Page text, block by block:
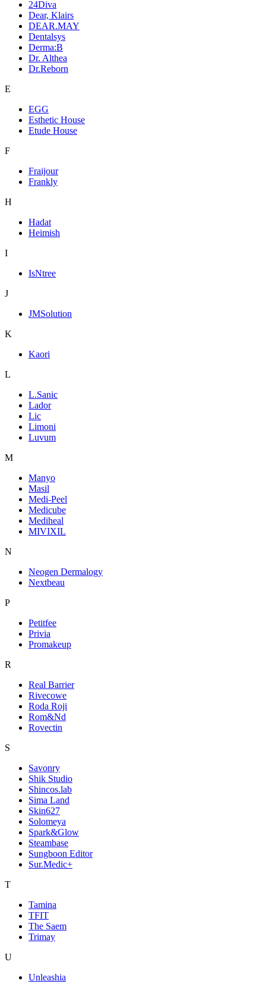
24Diva
Dear, Klairs
DEAR.MAY
Dentalsys
Derma:B
Dr. Althea
Dr.Reborn
E
EGG
Esthetic House
Etude House
F
Fraijour
Frankly
H
Hadat
Heimish
I
IsNtree
J
JMSolution
K
Kaori
L
L.Sanic
Lador
Lic
Limoni
Luvum
M
Manyo
Masil
Medi-Peel
Medicube
Mediheal
MIVIXIL
N
Neogen Dermalogy
Nextbeau
P
Petitfee
Privia
Promakeup
R
Real Barrier
Rivecowe
Roda Roji
Rom&Nd
Rovectin
S
Savonry
Shik Studio
Shincos.lab
Sima Land
Skin627
Solomeya
Spark&Glow
Steambase
Sungboon Editor
Sur.Medic+
T
Tamina
TFIT
The Saem
Trimay
U
Unleashia